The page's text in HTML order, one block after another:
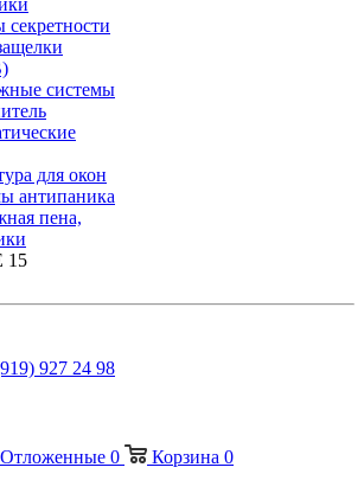
системы
для окон
антипаника
пена,
927 24 98
Отложенные 0 Корзина 0